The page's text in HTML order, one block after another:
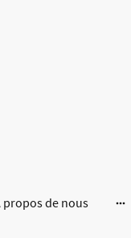
propos de nous